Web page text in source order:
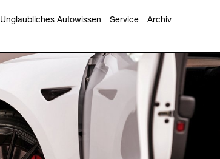
Unglaubliches Autowissen Service Archiv